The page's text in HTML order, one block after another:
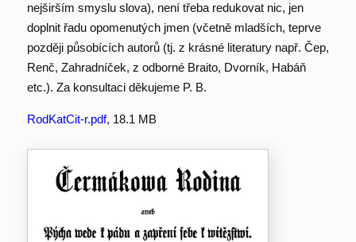
nejširším smyslu slova), není třeba redukovat nic, jen
doplnit řadu opomenutých jmen (včetně mladších, teprve
později působících autorů (tj. z krásné literatury např. Čep,
Renč, Zahradníček, z odborné Braito, Dvorník, Habáň
etc.). Za konsultaci děkujeme P. B.
RodKatCit-r.pdf, 18.1 MB